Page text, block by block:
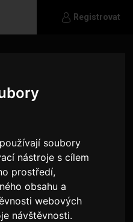
soubory
nástroje s cílem
prostředí,
obsahu a
webových
návštěvnosti.
Registrovat